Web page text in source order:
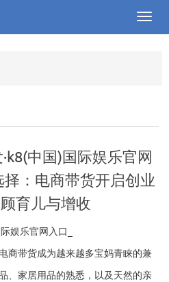
中国)国际娱乐官网
择：电商带货开启创业
育儿与增收
娱乐官网入口_
商带货成为越来越多宝妈青睐的兼
、家居用品的熟悉，以及天然的亲